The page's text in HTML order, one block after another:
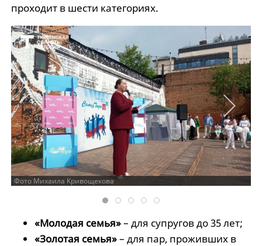
проходит в шести категориях.
Фото Михаила Кривощекова
«Молодая семья»– для супругов до 35 лет;
«Золотая семья»– для пар, проживших в